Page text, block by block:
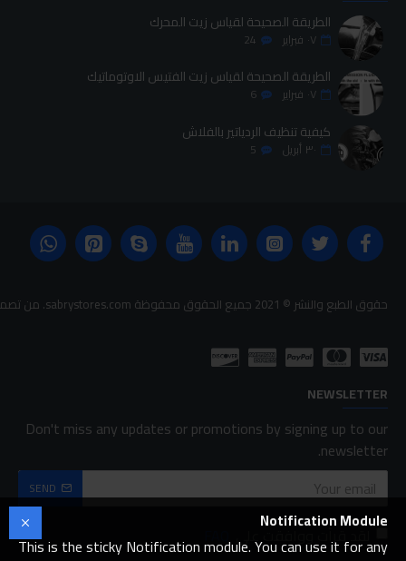
الطريقة الصحيحة لقياس زيت المحرك
٠٧ فبراير 24
الطريقة الصحيحة لقياس زيت الفتيس الاوتوماتيك
٠٧ فبراير 6
كيفية تنظيف الردياتير بالفلاش
٣٠ أبريل 5
حقوق الطبع والنشر © 2021 جميع الحقوق محفوظة sabrystores.com. من تصميم-
NEWSLETTER
Don't miss any updates or promotions by signing up to our
newsletter.
SEND
لقد قرأت ووافقت على FAQ
Notification Module
This is the sticky Notification module. You can use it for any